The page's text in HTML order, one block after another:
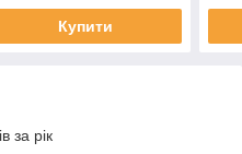
Купити
за рік